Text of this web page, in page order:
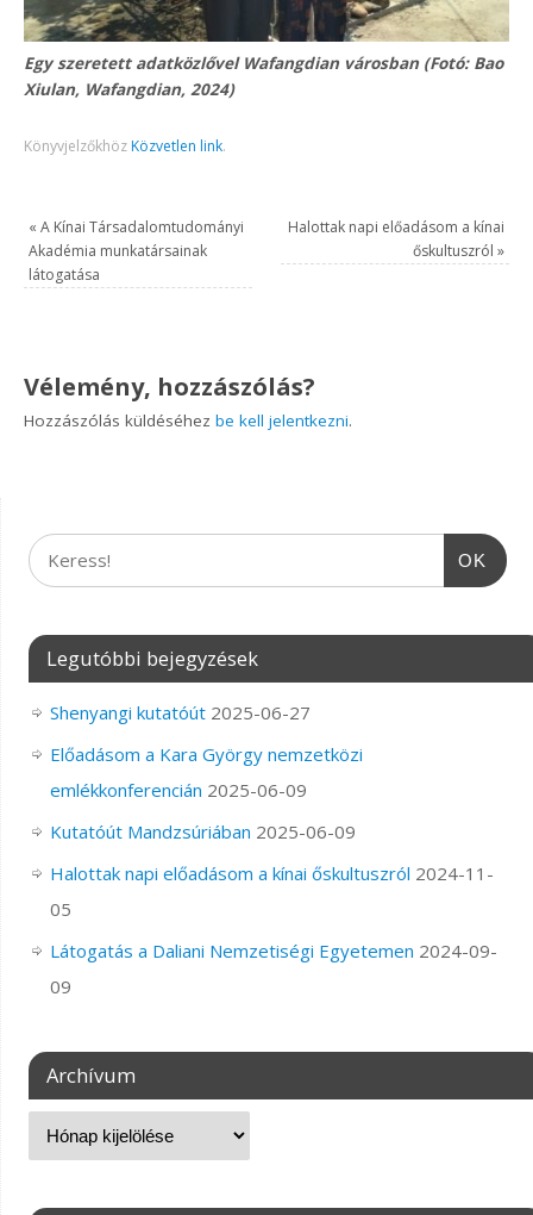
Egy szeretett adatközlővel Wafangdian városban (Fotó: Bao
Xiulan, Wafangdian, 2024)
Könyvjelzőkhöz Közvetlen link.
« A Kínai Társadalomtudományi
Akadémia munkatársainak
látogatása
Halottak napi előadásom a kínai
őskultuszról »
Vélemény, hozzászólás?
Hozzászólás küldéséhezbe kell jelentkezni.
OK
Legutóbbi bejegyzések
Shenyangi kutatóút 2025-06-27
Előadásom a Kara György nemzetközi
emlékkonferencián 2025-06-09
Kutatóút Mandzsúriában 2025-06-09
Halottak napi előadásom a kínai őskultuszról 2024-11-
05
Látogatás a Daliani Nemzetiségi Egyetemen 2024-09-
09
Archívum